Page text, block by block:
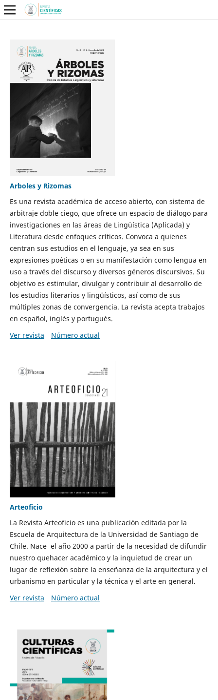
Arboles y Rizomas
Es una revista académica de acceso abierto, con sistema de
arbitraje doble ciego, que ofrece un espacio de diálogo para
investigaciones en las áreas de Lingüística (Aplicada) y
Literatura desde enfoques críticos. Convoca a quienes
centran sus estudios en el lenguaje, ya sea en sus
expresiones poéticas o en su manifestación como lengua en
uso a través del discurso y diversos géneros discursivos. Su
objetivo es estimular, divulgar y contribuir al desarrollo de
los estudios literarios y lingüísticos, así como de sus
múltiples zonas de convergencia. La revista acepta trabajos
en español, inglés y portugués.
Ver revista
Número actual
Arteoficio
La Revista Arteoficio es una publicación editada por la
Escuela de Arquitectura de la Universidad de Santiago de
Chile. Nace el año 2000 a partir de la necesidad de difundir
nuestro quehacer académico y la inquietud de crear un
lugar de reflexión sobre la enseñanza de la arquitectura y el
urbanismo en particular y la técnica y el arte en general.
Ver revista
Número actual